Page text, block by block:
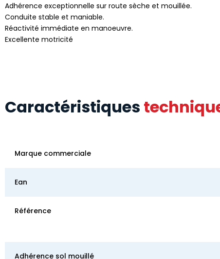
Adhérence exceptionnelle sur route sèche et mouillée.
Conduite stable et maniable.
Réactivité immédiate en manoeuvre.
Excellente motricité
Caractéristiques
Marque commerciale
Ean
Référence
Adhérence sol mouillé